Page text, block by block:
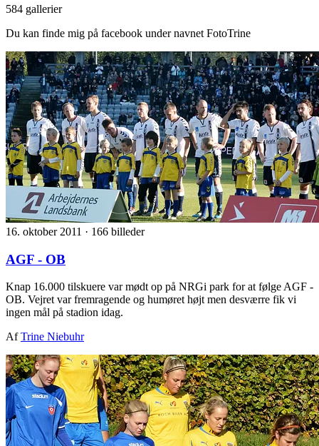
584 gallerier
Du kan finde mig på facebook under navnet FotoTrine
16. oktober 2011 · 166 billeder
AGF - OB
Knap 16.000 tilskuere var mødt op på NRGi park for at følge AGF -
OB. Vejret var fremragende og humøret højt men desværre fik vi
ingen mål på stadion idag.
AfTrine Niebuhr